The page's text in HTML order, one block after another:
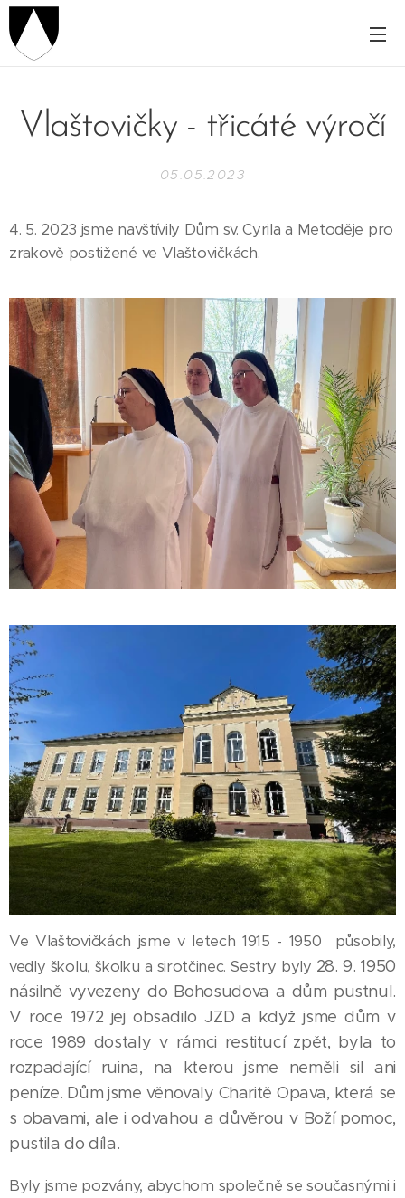
Vlaštovičky - třicáté výročí
05.05.2023
4. 5. 2023 jsme navštívily Dům sv. Cyrila a Metoděje pro
zrakově postižené ve Vlaštovičkách.
Ve Vlaštovičkách jsme v letech 1915 - 1950 působily,
vedly školu, školku a sirotčinec. Sestry byly 28. 9. 1950
násilně vyvezeny do Bohosudova a dům pustnul.
V roce 1972 jej obsadilo JZD a když jsme dům v
roce 1989 dostaly v rámci restitucí zpět, byla to
rozpadající ruina, na kterou jsme neměli sil ani
peníze. Dům jsme věnovaly Charitě Opava, která se
s obavami, ale i odvahou a důvěrou v Boží pomoc,
pustila do díla.
Byly jsme pozvány, abychom společně se současnými i